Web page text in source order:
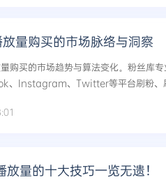
量购买的市场脉络与洞察
购买的市场趋势与算法变化。粉丝库
、Instagram、Twitter等平台刷粉、
量的十大技巧一览无遗！